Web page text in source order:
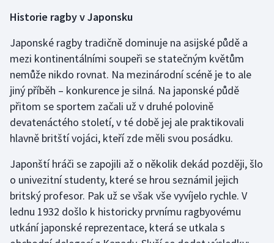
Veslování
Vodní slalom
Volejbal
Ostatní
Historie ragby v Japonsku
Japonské ragby tradičně dominuje na asijské půdě a
mezi kontinentálními soupeři se statečným květům
nemůže nikdo rovnat. Na mezinárodní scéně je to ale
jiný příběh – konkurence je silná. Na japonské půdě
přitom se sportem začali už v druhé polovině
devatenáctého století, v té době jej ale praktikovali
hlavně britští vojáci, kteří zde měli svou posádku.
Japonští hráči se zapojili až o několik dekád později, šlo
o univezitní studenty, které se hrou seznámil jejich
britský profesor. Pak už se však vše vyvíjelo rychle. V
lednu 1932 došlo k historicky prvnímu ragbyovému
utkání japonské reprezentace, která se utkala s